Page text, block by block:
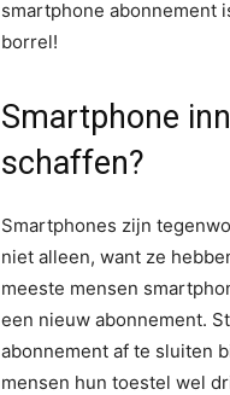
smartphone abonnement
borrel!
Smartphone
schaffen?
Smartphones zijn
niet alleen, want ze
meeste mensen
een nieuw abonnement.
abonnement af te sluiten
mensen hun toestel wel